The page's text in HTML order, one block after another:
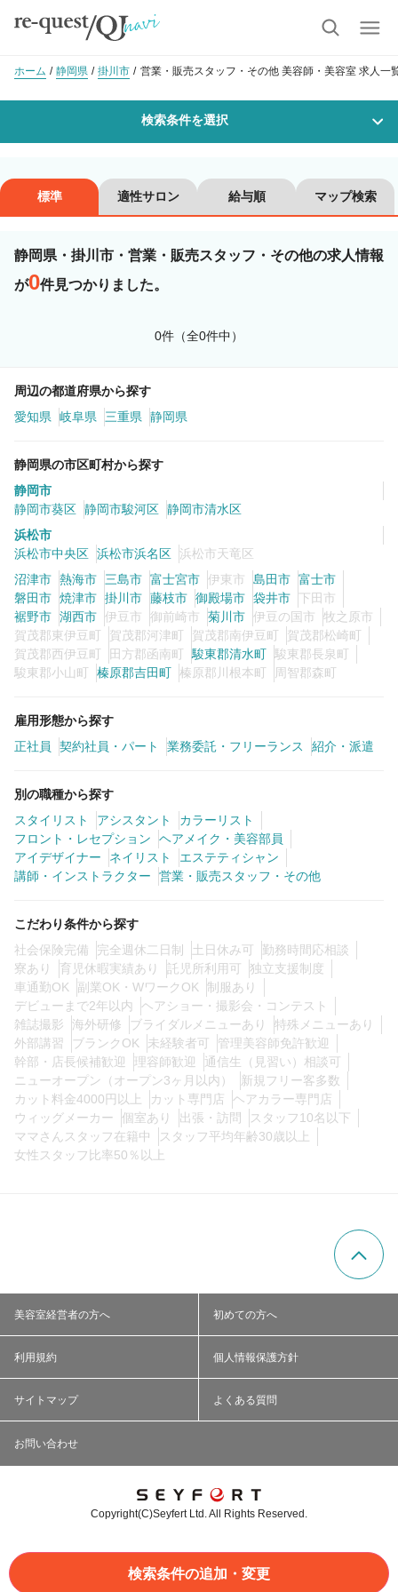
ホーム 静岡県 掛川市 営業・販売スタッフ・その他 美容師・美容室 求人一
検索条件を選択
沿線・駅を選択 市区町村を選択
掛川市
美容師スタイリスト
カラーリスト
ヘアメイク・美容部員
ネイリスト
講師・インストラクター
雇用形態
正社員 契約社員・パート
業務委託・フリーランス 紹介・派遣
詳細条件
この条件の求人数 0
標準 適性サロン 給与順 マップ検索
静岡県・掛川市・営業・販売スタッフ・その他の求人情報
が0件見つかりました。
0件（全0件中）
周辺の都道府県から探す
愛知県
岐阜県 三重県 静岡県
静岡県の市区町村から探す
静岡市
静岡市葵区 静岡市駿河区 静岡市清水区
浜松市
浜松市中央区 浜松市浜名区
浜松市天竜区
沼津市 熱海市 三島市 富士宮市 伊東市 島田市 富士市
磐田市 焼津市 掛川市 藤枝市 御殿場市 袋井市
下田市
裾野市 湖西市 伊豆市 御前崎市 菊川市 伊豆の国市
牧之原市
賀茂郡東伊豆町
賀茂郡河津町 賀茂郡南伊豆町
賀茂郡松崎町
賀茂郡西伊豆町
田方郡函南町 駿東郡清水町 駿東郡長泉町
駿東郡小山町
榛原郡吉田町 榛原郡川根本町 周智郡森町
雇用形態から探す
正社員
契約社員・パート 業務委託・フリーランス 紹介・派遣
別の職種から探す
スタイリスト
アシスタント
カラーリスト
フロント・レセプション
ヘアメイク・美容部員
アイデザイナー
ネイリスト
エステティシャン
講師・インストラクター
営業・販売スタッフ・その他
こだわり条件から探す
社会保険完備
完全週休二日制 土日休み可
勤務時間応相談
寮あり
育児休暇実績あり 託児所利用可
独立支援制度
車通勤OK
副業OK・WワークOK
制服あり
デビューまで2年以内
ヘアショー・撮影会・コンテスト
雑誌撮影
海外研修 ブライダルメニューあり
特殊メニューあり
外部講習
ブランクOK 未経験者可
管理美容師免許歓迎
幹部・店長候補歓迎
理容師歓迎
通信生（見習い）相談可
ニューオープン（オープン3ヶ月以内）
新規フリー客多数
カット料金4000円以上
カット専門店
ヘアカラー専門店
ウィッグメーカー
個室あり 出張・訪問
スタッフ10名以下
ママさんスタッフ在籍中
スタッフ平均年齢30歳以上
女性スタッフ比率50％以上
検索条件の追加・変更
美容室経営者の方へ 初めての方へ
利用規約 個人情報保護方針
サイトマップ よくある質問
お問い合わせ
Copyright(C)Seyfert Ltd. All Rights Reserved.